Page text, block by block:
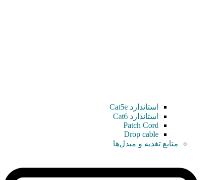
استاندارد Cat5e
استاندارد Cat6
Patch Cord
Drop cable
منابع تغذیه و مبدل‌ها